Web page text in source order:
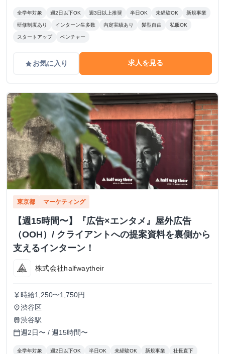
全学年対象 週2日以下OK 週3日以上推奨 半日OK 未経験OK 新規事業
研修制度あり インターン生多数 内定実績あり 髪型自由 私服OK
スタートアップ ベンチャー
gradeお気に入り 求人を見る
東京都 マーケティング
【週15時間〜】『広告×エンタメ』屋外広告
（OOH）/ クライアントへの提案資料を裏側から
支えるインターン！
株式会社halfwaytheir
currency_yen 時給1,250〜1,750円
place渋谷区
train渋谷駅
calendar_today週2日〜 / 週15時間〜
全学年対象 週2日以下OK 半日OK 未経験OK 新規事業 社長直下